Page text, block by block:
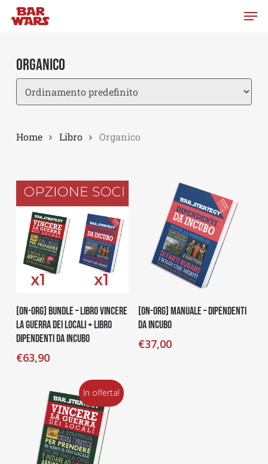
Skip
contentOrganico
Home Libro Organico
Aggiungi Al Carrello
[on-org] Bundle – Libro Vincere
la guerra dei locali + Libro
Dipendenti da Incubo
€63,90
Aggiungi Al Carrello
[on-org] Manuale – Dipendenti
da Incubo
€37,00
In offerta!